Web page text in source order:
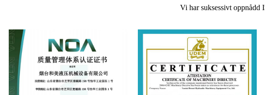
Vi har suksessivt oppnådd